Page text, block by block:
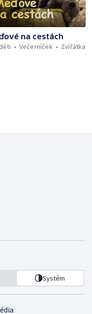
na cestách
Večerníček Zvířátka
Systém